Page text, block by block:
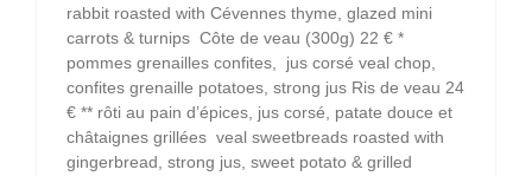
rabbit roasted with Cévennes thyme, glazed mini
carrots & turnips Côte de veau (300g) 22 € *
pommes grenailles confites, jus corsé veal chop,
confites grenaille potatoes, strong jus Ris de veau 24
€ ** rôti au pain d’épices, jus corsé, patate douce et
châtaignes grillées veal sweetbreads roasted with
gingerbread, strong jus, sweet potato & grilled